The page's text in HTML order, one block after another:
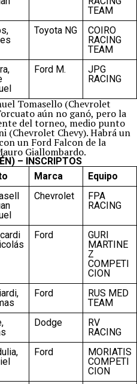
TEAM
Toyota NG
COIRO
RACING
TEAM
Ford M.
JPG
RACING
Tomasello (Chevrolet
aún no ganó, pero la
del torneo, medio punto
(Chevrolet Chevy). Habrá un
un Ford Falcon de la
Giallombardo.
– INSCRIPTOS
Marca
Equipo
Chevrolet
FPA
RACING
Ford
GURI
MARTINE
Z
COMPETI
CION
Ford
RUS MED
TEAM
Dodge
RV
RACING
Ford
MORIATIS
COMPETI
CION